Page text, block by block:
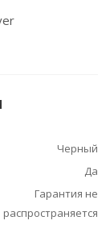
Черный
Да
Гарантия не
распространяется